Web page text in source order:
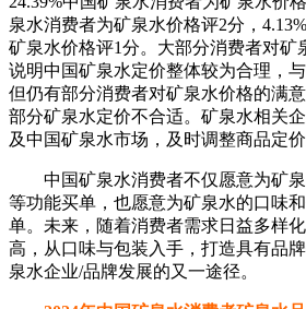
格评5分，38.46%中国矿泉水消费者
24.39%中国矿泉水消费者为矿泉水价
泉水消费者为矿泉水价格评2分，
矿泉水价格评1分。大部分消费者对矿
说明中国矿泉水定价整体较为合理，
但仍有部分消费者对矿泉水价格的满
部分矿泉水定价不合适。矿泉水相关
及中国矿泉水市场，及时调整商品定
中国矿泉水消费者不仅愿意为矿泉
等功能买单，也愿意为矿泉水的口味
单。未来，随着消费者需求日益多样
高，从口味与包装入手，打造具有品
泉水企业/品牌发展的又一途径。